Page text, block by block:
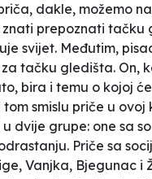
dakle, možemo
znati prepoznati tačku
svijet. Međutim,
tačku gledišta. On,
bira i temu o kojoj će
smislu priče u ovoj
dvije grupe: one sa
Priče sa
, Vanjka, Bjegunac i